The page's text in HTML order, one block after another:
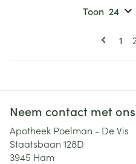
U
1 2
Toon
Neem contact met
Apotheek Poelman - De Vis
Staatsbaan 128D
3945 Ham